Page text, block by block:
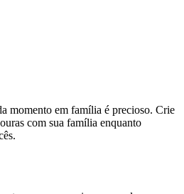
momento em família é precioso. Crie
com sua família enquanto